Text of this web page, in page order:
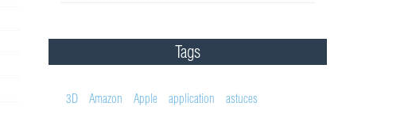
Tags
3D Amazon Apple application
astuces